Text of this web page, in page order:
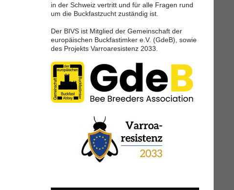
in der Schweiz vertritt und für alle Fragen rund
um die Buckfastzucht zuständig ist.
Der BIVS ist Mitglied der Gemeinschaft der
europäischen Buckfastimker e.V. (GdeB), sowie
des Projekts Varroaresistenz 2033.